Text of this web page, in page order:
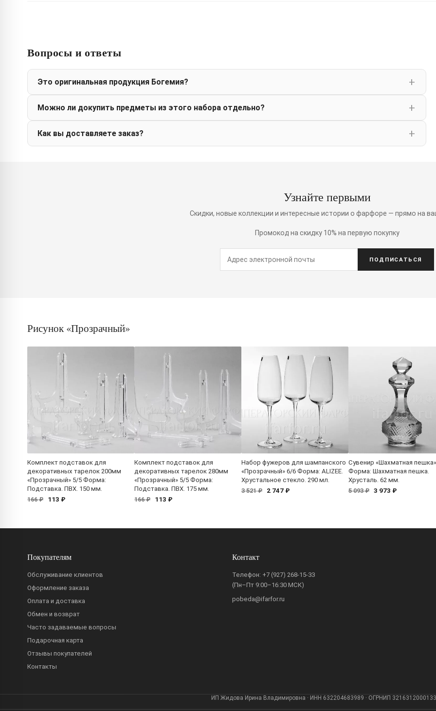
Вопросы и ответы
Это оригинальная продукция Богемия?
Можно ли докупить предметы из этого набора отдельно?
Как вы доставляете заказ?
Узнайте первыми
Скидки, новые коллекции и интересные истории о фарфоре — прямо на
Промокод на скидку 10% на первую покупку
ПОДПИСАТЬСЯ
Рисунок «Прозрачный»
Комплект подставок для
декоративных тарелок 200мм
«Прозрачный» 5/5 Форма:
Подставка. ПВХ. 150 мм.
166 ₽
113 ₽
Комплект подставок для
декоративных тарелок 280мм
«Прозрачный» 5/5 Форма:
Подставка. ПВХ. 175 мм.
166 ₽
113 ₽
Набор фужеров для шампанского
«Прозрачный» 6/6 Форма: ALIZEE.
Хрустальное стекло. 290 мл.
3 521 ₽
2 747 ₽
Сувенир «Шахматная пешка»
Форма: Шахматная пешка.
Хрусталь. 62 мм.
5 093 ₽ 3 973 ₽
Покупателям
Обслуживание клиентов
Оформление заказа
Оплата и доставка
Обмен и возврат
Часто задаваемые вопросы
Подарочная карта
Отзывы покупателей
Контакты
Контакт
Телефон: +7 (927) 268-15-33
(Пн–Пт 9:00–16:30 МСК)
pobeda@ifarfor.ru
ИП Жидова Ирина Владимировна · ИНН 632204683989 · ОГРНИП